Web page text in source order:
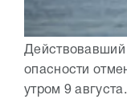
Действовавший
опасности
утром 9